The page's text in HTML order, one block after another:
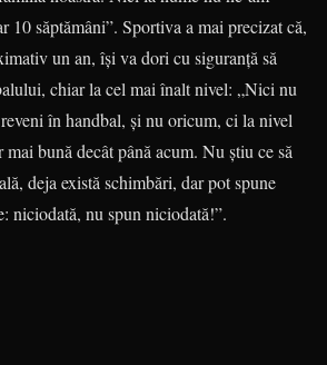
10 săptămâni”. Sportiva a mai precizat că,
un an, îşi va dori cu siguranţă să
chiar la cel mai înalt nivel: „Nici nu
în handbal, şi nu oricum, ci la nivel
bună decât până acum. Nu ştiu ce să
deja există schimbări, dar pot spune
niciodată, nu spun niciodată!”.